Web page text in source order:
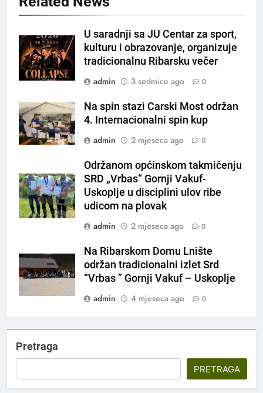
U saradnji sa JU Centar za sport,
kulturu i obrazovanje, organizuje
tradicionalnu Ribarsku večer
admin
3 sedmice ago 0
Na spin stazi Carski Most održan
4. Internacionalni spin kup
admin
2 mjeseca ago 0
Održanom općinskom takmičenju
SRD „Vrbas“ Gornji Vakuf-
Uskoplje u disciplini ulov ribe
udicom na plovak
admin
2 mjeseca ago 0
Na Ribarskom Domu Lnište
održan tradicionalni izlet Srd
“Vrbas ” Gornji Vakuf – Uskoplje
admin
4 mjeseca ago 0
Pretraga
PRETRAGA